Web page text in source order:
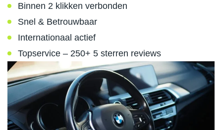
Binnen 2 klikken verbonden
Snel & Betrouwbaar
Internationaal actief
Topservice – 250+ 5 sterren reviews